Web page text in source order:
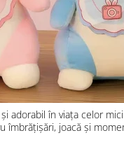
adorabil în viața celor
îmbrățișări, joacă și